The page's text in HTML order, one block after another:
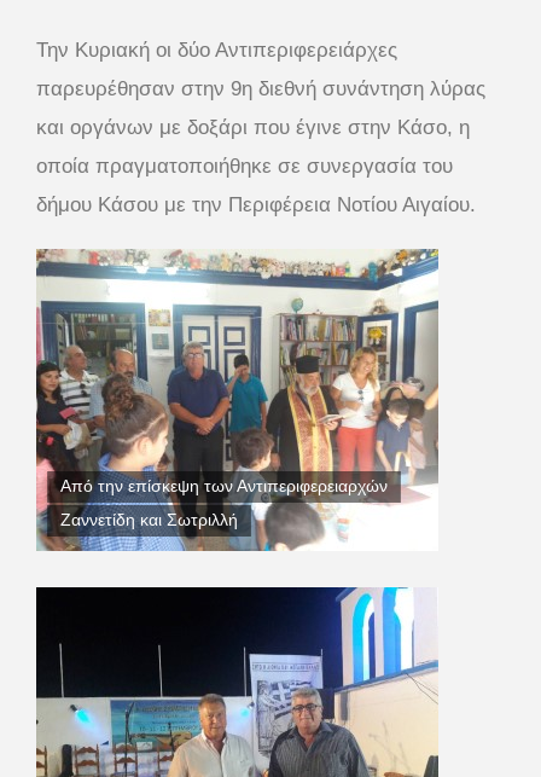
Την Κυριακή οι δύο Αντιπεριφερειάρχες
παρευρέθησαν στην 9η διεθνή συνάντηση λύρας
και οργάνων με δοξάρι που έγινε στην Κάσο, η
οποία πραγματοποιήθηκε σε συνεργασία του
δήμου Κάσου με την Περιφέρεια Νοτίου Αιγαίου.
Από την επίσκεψη των Αντιπεριφερειαρχών
Ζαννετίδη και Σωτριλλή